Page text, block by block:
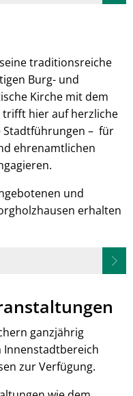
traditionsreiche
Burg- und
Kirche mit dem
hier auf herzliche
Stadtführungen – für
ehrenamtlichen
und
erhalten
ganzjährig
Innenstadtbereich
zur Verfügung.